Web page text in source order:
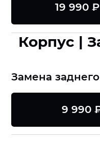
19 990
Корпус |
Замена
9 990